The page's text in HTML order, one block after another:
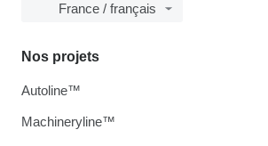
France / français
Nos projets
Autoline™
Machineryline™